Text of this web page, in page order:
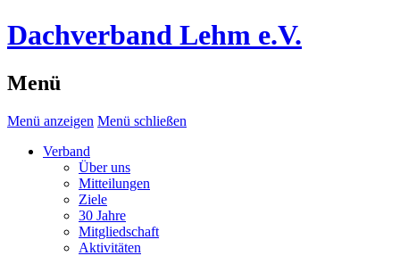
Dachverband Lehm e.V.
Menü
Menü anzeigen Menü schließen
Verband
Über uns
Mitteilungen
Ziele
30 Jahre
Mitgliedschaft
Aktivitäten